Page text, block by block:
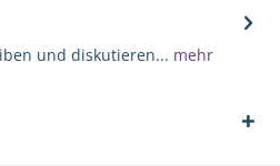
und diskutieren... mehr